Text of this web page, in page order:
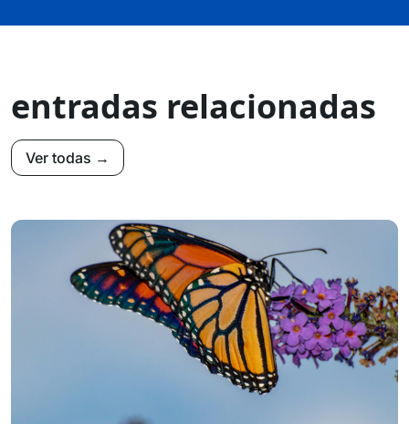
entradas relacionadas
Ver todas →